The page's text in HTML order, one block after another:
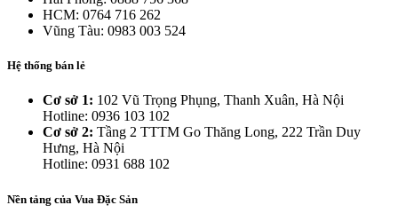
HCM: 0764 716 262
Vũng Tàu: 0983 003 524
Hệ thống bán lẻ
Cơ sở 1: 102 Vũ Trọng Phụng, Thanh Xuân, Hà Nội
Hotline: 0936 103 102
Cơ sở 2: Tầng 2 TTTM Go Thăng Long, 222 Trần Duy
Hưng, Hà Nội
Hotline: 0931 688 102
Nền tảng của Vua Đặc Sản